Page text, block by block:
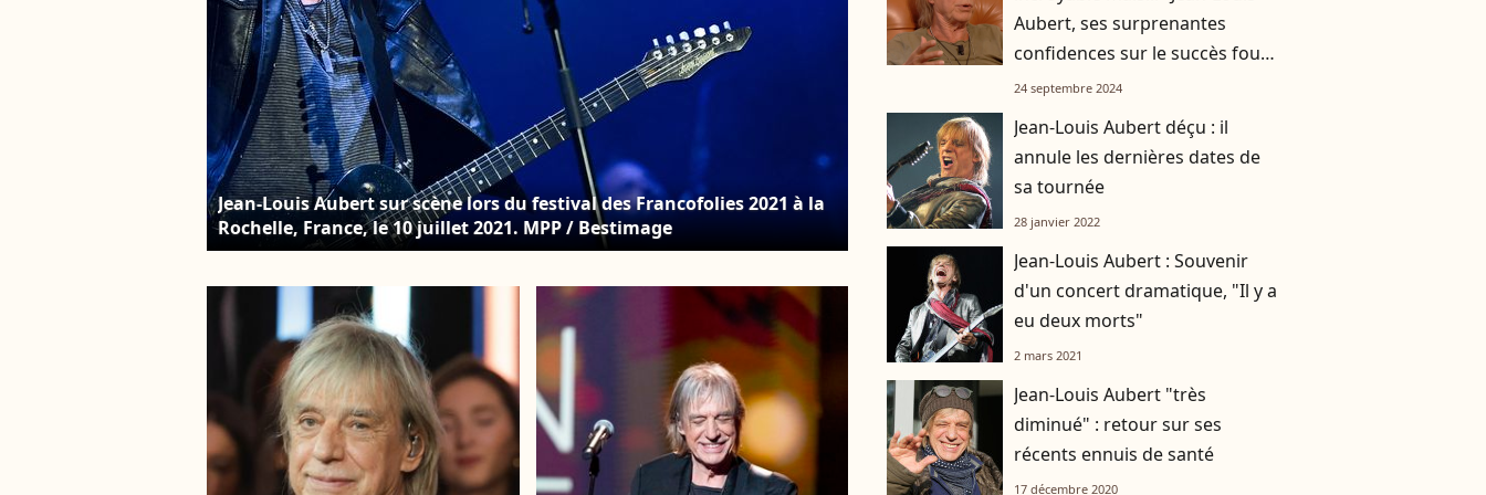
Jean-Louis Aubert sur scène lors du festival des Francofolies 2021 à la
Rochelle, France, le 10 juillet 2021. MPP / Bestimage
Aubert, ses surprenantes
confidences sur le succès fou
de Téléphone (VIDÉO)
24 septembre 2024
Jean-Louis Aubert déçu : il
annule les dernières dates de
sa tournée
28 janvier 2022
Jean-Louis Aubert : Souvenir
d'un concert dramatique, "Il y a
eu deux morts"
2 mars 2021
Jean-Louis Aubert "très
diminué" : retour sur ses
récents ennuis de santé
17 décembre 2020